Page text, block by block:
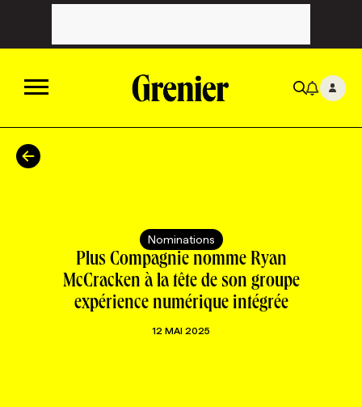
ACTUALITÉS
TOUTES LES CATÉGORIES
CAMPAGNES ET CRÉATIVITÉ
CHRONIQUES
TOUTES LES CHRONIQUES
FORFAITS ABONNEMENT
VOIR TOUTES LES PARUTIONS
INFOLETTRES
INFOLETTRE EN BREF
Nominations
Plus Compagnie nomme Ryan
McCracken à la tête de son groupe
expérience numérique intégrée
12 MAI 2025